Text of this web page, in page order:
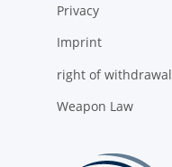
Privacy
Imprint
right of withdrawal
Weapon Law